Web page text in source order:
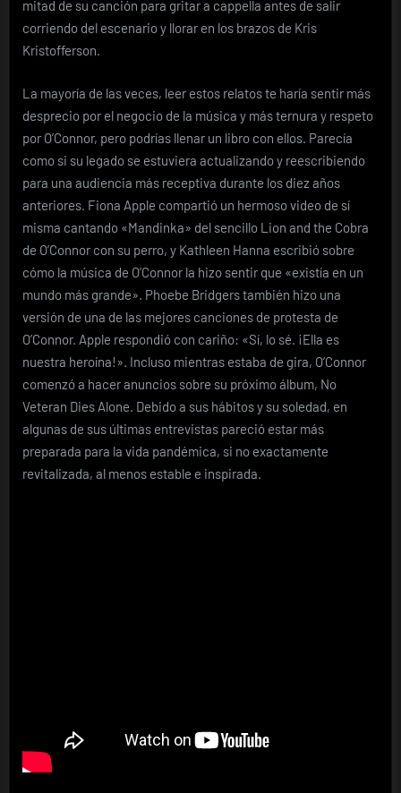
mitad de su canción para gritar a cappella antes de salir
corriendo del escenario y llorar en los brazos de Kris
Kristofferson.
La mayoría de las veces, leer estos relatos te haría sentir más
desprecio por el negocio de la música y más ternura y respeto
por O’Connor, pero podrías llenar un libro con ellos. Parecía
como si su legado se estuviera actualizando y reescribiendo
para una audiencia más receptiva durante los diez años
anteriores. Fiona Apple compartió un hermoso video de sí
misma cantando «Mandinka» del sencillo Lion and the Cobra
de O’Connor con su perro, y Kathleen Hanna escribió sobre
cómo la música de O’Connor la hizo sentir que «existía en un
mundo más grande». Phoebe Bridgers también hizo una
versión de una de las mejores canciones de protesta de
O’Connor. Apple respondió con cariño: «Sí, lo sé. ¡Ella es
nuestra heroína!». Incluso mientras estaba de gira, O’Connor
comenzó a hacer anuncios sobre su próximo álbum, No
Veteran Dies Alone. Debido a sus hábitos y su soledad, en
algunas de sus últimas entrevistas pareció estar más
preparada para la vida pandémica, si no exactamente
revitalizada, al menos estable e inspirada.